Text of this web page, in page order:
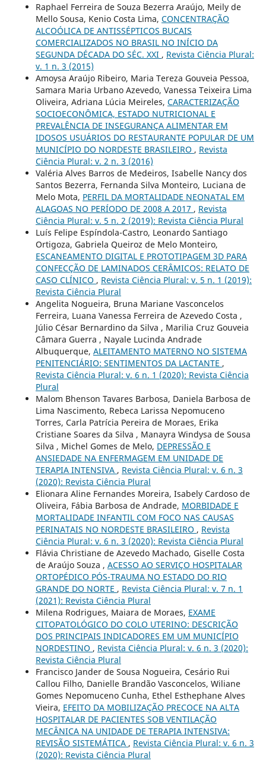
Raphael Ferreira de Souza Bezerra Araújo, Meily de
Mello Sousa, Kenio Costa Lima, CONCENTRAÇÃO
ALCOÓLICA DE ANTISSÉPTICOS BUCAIS
COMERCIALIZADOS NO BRASIL NO INÍCIO DA
SEGUNDA DÉCADA DO SÉC. XXI , Revista Ciência Plural:
v. 1 n. 3 (2015)
Amoysa Araújo Ribeiro, Maria Tereza Gouveia Pessoa,
Samara Maria Urbano Azevedo, Vanessa Teixeira Lima
Oliveira, Adriana Lúcia Meireles, CARACTERIZAÇÃO
SOCIOECONÔMICA, ESTADO NUTRICIONAL E
PREVALÊNCIA DE INSEGURANÇA ALIMENTAR EM
IDOSOS USUÁRIOS DO RESTAURANTE POPULAR DE UM
MUNICÍPIO DO NORDESTE BRASILEIRO , Revista
Ciência Plural: v. 2 n. 3 (2016)
Valéria Alves Barros de Medeiros, Isabelle Nancy dos
Santos Bezerra, Fernanda Silva Monteiro, Luciana de
Melo Mota, PERFIL DA MORTALIDADE NEONATAL EM
ALAGOAS NO PERÍODO DE 2008 A 2017 , Revista
Ciência Plural: v. 5 n. 2 (2019): Revista Ciência Plural
Luís Felipe Espíndola-Castro, Leonardo Santiago
Ortigoza, Gabriela Queiroz de Melo Monteiro,
ESCANEAMENTO DIGITAL E PROTOTIPAGEM 3D PARA
CONFECÇÃO DE LAMINADOS CERÂMICOS: RELATO DE
CASO CLÍNICO , Revista Ciência Plural: v. 5 n. 1 (2019):
Revista Ciência Plural
Angelita Nogueira, Bruna Mariane Vasconcelos
Ferreira, Luana Vanessa Ferreira de Azevedo Costa ,
Júlio César Bernardino da Silva , Marilia Cruz Gouveia
Câmara Guerra , Nayale Lucinda Andrade
Albuquerque, ALEITAMENTO MATERNO NO SISTEMA
PENITENCIÁRIO: SENTIMENTOS DA LACTANTE ,
Revista Ciência Plural: v. 6 n. 1 (2020): Revista Ciência
Plural
Malom Bhenson Tavares Barbosa, Daniela Barbosa de
Lima Nascimento, Rebeca Larissa Nepomuceno
Torres, Carla Patrícia Pereira de Moraes, Erika
Cristiane Soares da Silva , Manayra Windysa de Sousa
Silva , Michel Gomes de Melo, DEPRESSÃO E
ANSIEDADE NA ENFERMAGEM EM UNIDADE DE
TERAPIA INTENSIVA , Revista Ciência Plural: v. 6 n. 3
(2020): Revista Ciência Plural
Elionara Aline Fernandes Moreira, Isabely Cardoso de
Oliveira, Fábia Barbosa de Andrade, MORBIDADE E
MORTALIDADE INFANTIL COM FOCO NAS CAUSAS
PERINATAIS NO NORDESTE BRASILEIRO , Revista
Ciência Plural: v. 6 n. 3 (2020): Revista Ciência Plural
Flávia Christiane de Azevedo Machado, Giselle Costa
de Araújo Souza , ACESSO AO SERVIÇO HOSPITALAR
ORTOPÉDICO PÓS-TRAUMA NO ESTADO DO RIO
GRANDE DO NORTE , Revista Ciência Plural: v. 7 n. 1
(2021): Revista Ciência Plural
Milena Rodrigues, Maiara de Moraes, EXAME
CITOPATOLÓGICO DO COLO UTERINO: DESCRIÇÃO
DOS PRINCIPAIS INDICADORES EM UM MUNICÍPIO
NORDESTINO , Revista Ciência Plural: v. 6 n. 3 (2020):
Revista Ciência Plural
Francisco Jander de Sousa Nogueira, Cesário Rui
Callou Filho, Danielle Brandão Vasconcelos, Wiliane
Gomes Nepomuceno Cunha, Ethel Esthephane Alves
Vieira, EFEITO DA MOBILIZAÇÃO PRECOCE NA ALTA
HOSPITALAR DE PACIENTES SOB VENTILAÇÃO
MECÂNICA NA UNIDADE DE TERAPIA INTENSIVA:
REVISÃO SISTEMÁTICA , Revista Ciência Plural: v. 6 n. 3
(2020): Revista Ciência Plural